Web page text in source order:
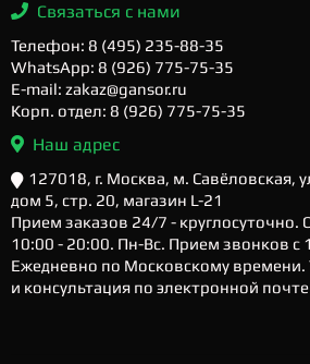
Связаться с нами
Телефон: 8 (495) 235-88-35
WhatsApp: 8 (926) 775-75-35
E-mail: zakaz@gansor.ru
Корп. отдел: 8 (926) 775-75-35
Наш адрес
127018, г. Москва, м. Савёловская,
дом 5, стр. 20, магазин L-21
Прием заказов 24/7 - круглосуточно.
10:00 - 20:00. Пн-Вс. Прием звонков с
Ежедневно по Московскому времени.
и консультация по электронной